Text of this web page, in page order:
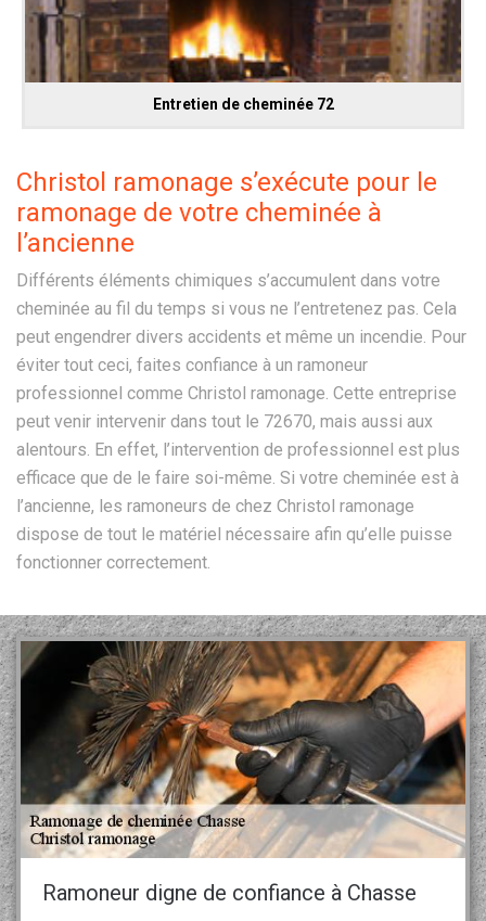
Entretien de cheminée 72
Christol ramonage s’exécute pour le
ramonage de votre cheminée à
l’ancienne
Différents éléments chimiques s’accumulent dans votre
cheminée au fil du temps si vous ne l’entretenez pas. Cela
peut engendrer divers accidents et même un incendie. Pour
éviter tout ceci, faites confiance à un ramoneur
professionnel comme Christol ramonage. Cette entreprise
peut venir intervenir dans tout le 72670, mais aussi aux
alentours. En effet, l’intervention de professionnel est plus
efficace que de le faire soi-même. Si votre cheminée est à
l’ancienne, les ramoneurs de chez Christol ramonage
dispose de tout le matériel nécessaire afin qu’elle puisse
fonctionner correctement.
Ramoneur digne de confiance à Chasse